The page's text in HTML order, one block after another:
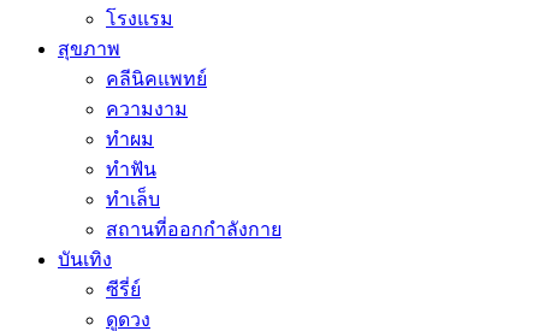
โรงแรม
สุขภาพ
คลีนิคแพทย์
ความงาม
ทำผม
ทำฟัน
ทำเล็บ
สถานที่ออกกำลังกาย
บันเทิง
ซีรี่ย์
ดูดวง